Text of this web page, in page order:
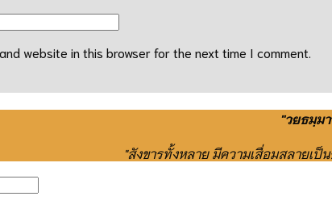
website in this browser for the next time I comment.
"วยธมฺม
"สังขารทั้งหลาย มีความเสื่อมสลายเ